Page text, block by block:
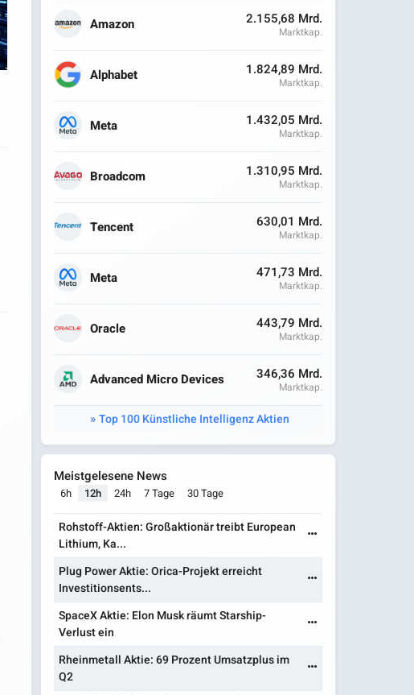
Amazon 2.155,68 Mrd.
Marktkap.
Alphabet 1.824,89 Mrd.
Marktkap.
Meta 1.432,05 Mrd.
Marktkap.
Broadcom 1.310,95 Mrd.
Marktkap.
Tencent 630,01 Mrd.
Marktkap.
Meta 471,73 Mrd.
Marktkap.
Oracle 443,79 Mrd.
Marktkap.
Advanced Micro Devices 346,36 Mrd.
Marktkap.
Top 100 Künstliche Intelligenz Aktien
Meistgelesene News
6h 12h 24h 7 Tage 30 Tage
Rohstoff-Aktien: Großaktionär treibt European
Lithium, Ka...
Plug Power Aktie: Orica-Projekt erreicht
Investitionsents...
SpaceX Aktie: Elon Musk räumt Starship-
Verlust ein
Rheinmetall Aktie: 69 Prozent Umsatzplus im
Q2